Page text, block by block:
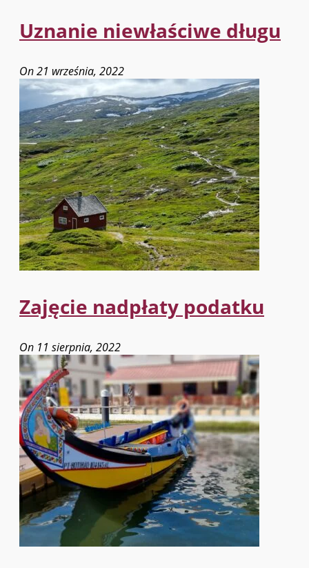
Uznanie niewłaściwe długu
On 21 września, 2022
Zajęcie nadpłaty podatku
On 11 sierpnia, 2022